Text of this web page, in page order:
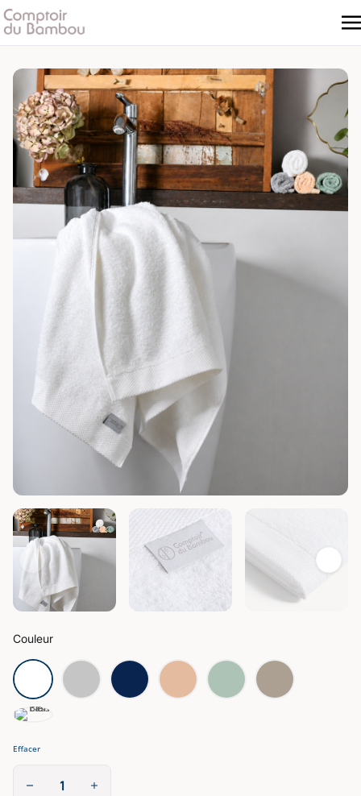
Couleur
Effacer